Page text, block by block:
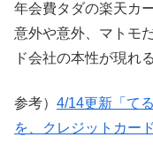
年会費タダの楽天カ
意外や意外、マトモ
ド会社の本性が現れ
参考） 4/14更新「て
を、クレジットカー